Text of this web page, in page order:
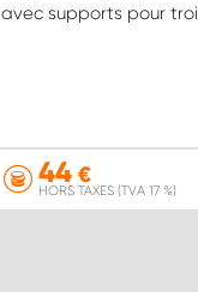
avec supports pour
44 €
HORS TAXES (TVA 17 %)